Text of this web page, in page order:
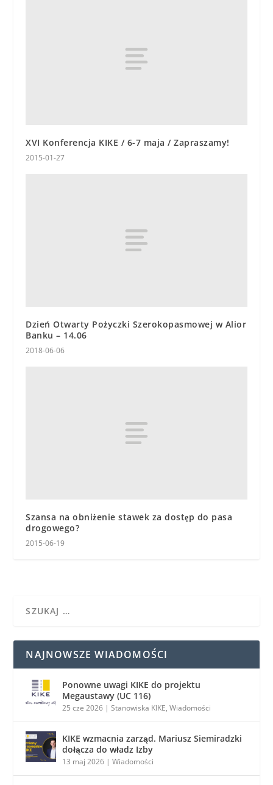
XVI Konferencja KIKE / 6-7 maja / Zapraszamy!
2015-01-27
Dzień Otwarty Pożyczki Szerokopasmowej w Alior
Banku – 14.06
2018-06-06
Szansa na obniżenie stawek za dostęp do pasa
drogowego?
2015-06-19
NAJNOWSZE WIADOMOŚCI
Ponowne uwagi KIKE do projektu
Megaustawy (UC 116)
25 cze 2026 |Stanowiska KIKE,Wiadomości
KIKE wzmacnia zarząd. Mariusz Siemiradzki
dołącza do władz Izby
13 maj 2026 |Wiadomości